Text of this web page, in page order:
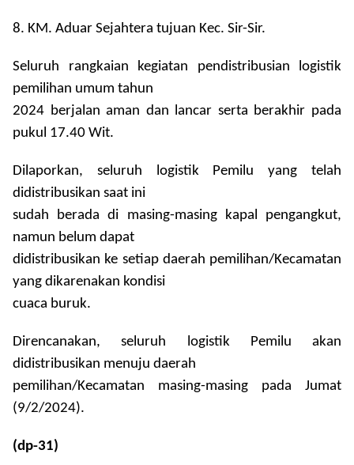
8. KM. Aduar Sejahtera tujuan Kec. Sir-Sir.
Seluruh rangkaian kegiatan pendistribusian logistik
pemilihan umum tahun
2024 berjalan aman dan lancar serta berakhir pada
pukul 17.40 Wit.
Dilaporkan, seluruh logistik Pemilu yang telah
didistribusikan saat ini
sudah berada di masing-masing kapal pengangkut,
namun belum dapat
didistribusikan ke setiap daerah pemilihan/Kecamatan
yang dikarenakan kondisi
cuaca buruk.
Direncanakan, seluruh logistik Pemilu akan
didistribusikan menuju daerah
pemilihan/Kecamatan masing-masing pada Jumat
(9/2/2024).
(dp-31)